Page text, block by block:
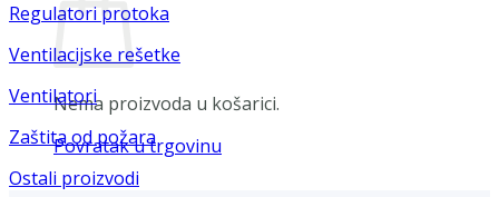
Nema proizvoda u košarici.
Povratak u trgovinu
Regulatori protoka
Ventilacijske rešetke
Ventilatori
Zaštita od požara
Ostali proizvodi